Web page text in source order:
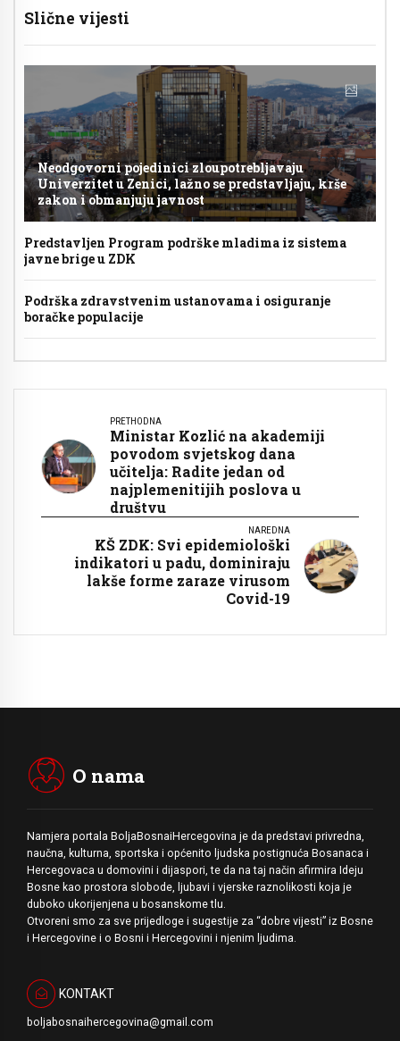
Slične vijesti
Neodgovorni pojedinici zloupotrebljavaju
Univerzitet u Zenici, lažno se predstavljaju, krše
zakon i obmanjuju javnost
Predstavljen Program podrške mladima iz sistema
javne brige u ZDK
Podrška zdravstvenim ustanovama i osiguranje
boračke populacije
PRETHODNA
Ministar Kozlić na akademiji
povodom svjetskog dana
učitelja: Radite jedan od
najplemenitijih poslova u
društvu
NAREDNA
KŠ ZDK: Svi epidemiološki
indikatori u padu, dominiraju
lakše forme zaraze virusom
Covid-19
O nama
Namjera portala BoljaBosnaiHercegovina je da predstavi privredna,
naučna, kulturna, sportska i općenito ljudska postignuća Bosanaca i
Hercegovaca u domovini i dijaspori, te da na taj način afirmira Ideju
Bosne kao prostora slobode, ljubavi i vjerske raznolikosti koja je
duboko ukorijenjena u bosanskome tlu.
Otvoreni smo za sve prijedloge i sugestije za “dobre vijesti” iz Bosne
i Hercegovine i o Bosni i Hercegovini i njenim ljudima.
KONTAKT
boljabosnaihercegovina@gmail.com